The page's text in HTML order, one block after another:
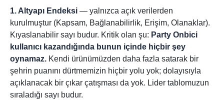
1. Altyapı Endeksi — yalnızca açık verilerden
kurulmuştur (Kapsam, Bağlanabilirlik, Erişim, Olanaklar).
Kıyaslanabilir sayı budur. Kritik olan şu: Party Onbici
kullanıcı kazandığında bunun içinde hiçbir şey
oynamaz. Kendi ürünümüzden daha fazla satarak bir
şehrin puanını dürtmemizin hiçbir yolu yok; dolayısıyla
açıklanacak bir çıkar çatışması da yok. Lider tablomuzun
sıraladığı sayı budur.